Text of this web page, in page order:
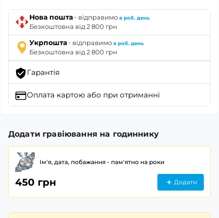
Нова пошта · відправимо в роб. день
Безкоштовна від 2 800 грн
Укрпошта · відправимо в роб. день
Безкоштовна від 2 800 грн
Гарантія
Оплата картою або при отриманні
Додати гравіювання на годиннику
Ім'я, дата, побажання - пам'ятно на роки
450 грн Додати